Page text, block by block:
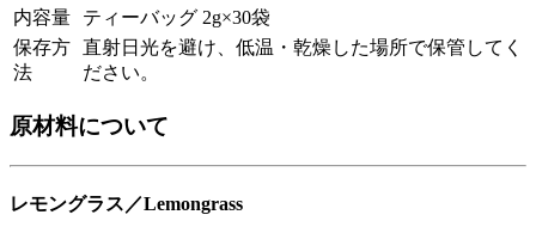
内容量
ティーバッグ 2g×30袋
保存方
法
直射日光を避け、低温・乾燥した場所で保管してく
ださい。
原材料について
レモングラス／Lemongrass